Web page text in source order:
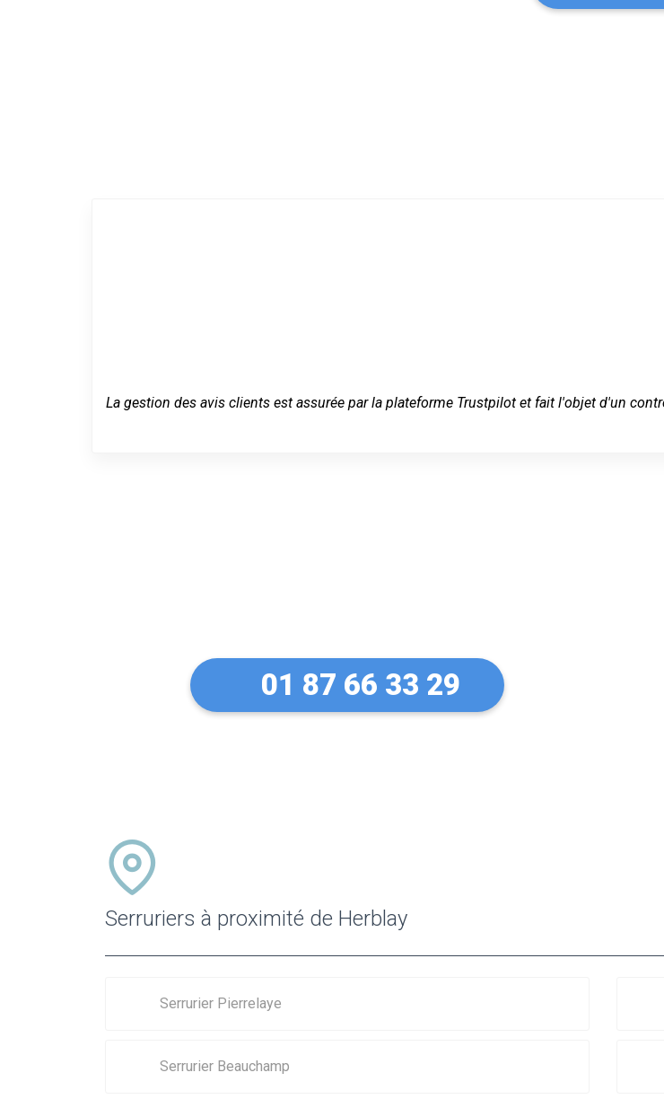
La gestion des avis clients est assurée par la plateforme Trustpilot et fait l'objet d'un
01 87 66 33 29
Serruriers à proximité de Herblay
Serrurier Pierrelaye
Serrurier Beauchamp